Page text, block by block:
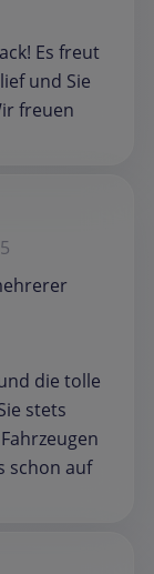
Es freut
und Sie
freuen
die tolle
stets
schon auf